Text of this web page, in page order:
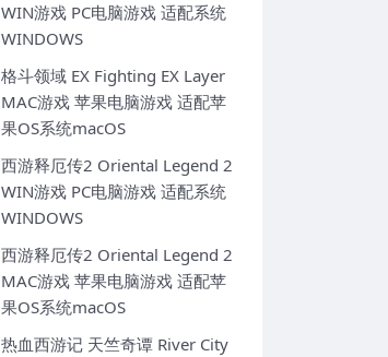
WIN游戏 PC电脑游戏 适配系统
WINDOWS
格斗领域 EX Fighting EX Layer
MAC游戏 苹果电脑游戏 适配苹
果OS系统macOS
西游释厄传2 Oriental Legend 2
WIN游戏 PC电脑游戏 适配系统
WINDOWS
西游释厄传2 Oriental Legend 2
MAC游戏 苹果电脑游戏 适配苹
果OS系统macOS
热血西游记 天竺奇谭 River City